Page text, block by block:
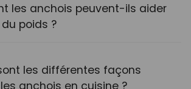
les anchois peuvent-ils aider
poids ?
les différentes façons
anchois en cuisine ?